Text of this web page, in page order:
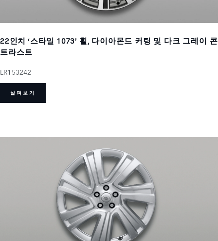
22인치 ‘스타일 1073’ 휠, 다이아몬드 커팅 및 다크 그레이 콘
트라스트
LR153242
살펴보기